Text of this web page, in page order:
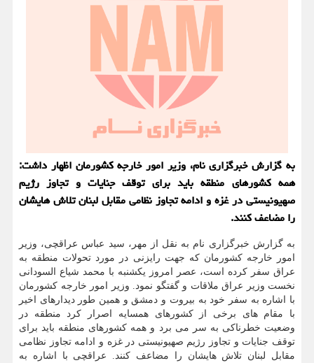
به گزارش خبرگزاری نام، وزیر امور خارجه کشورمان اظهار داشت:
همه کشورهای منطقه باید برای توقف جنایات و تجاوز رژیم
صهیونیستی در غزه و ادامه تجاوز نظامی مقابل لبنان تلاش هایشان
را مضاعف کنند.
به گزارش خبرگزاری نام به نقل از مهر، سید عباس عراقچی، وزیر
امور خارجه کشورمان که جهت رایزنی در مورد تحولات منطقه به
عراق سفر کرده است، عصر امروز یکشنبه با محمد شیاع السودانی
نخست وزیر عراق ملاقات و گفتگو نمود. وزیر امور خارجه کشورمان
با اشاره به سفر خود به بیروت و دمشق و همین طور دیدارهای اخیر
با مقام های برخی از کشورهای همسایه اصرار کرد منطقه در
وضعیت خطرناکی به سر می برد و همه کشورهای منطقه باید برای
توقف جنایات و تجاوز رژیم صهیونیستی در غزه و ادامه تجاوز نظامی
مقابل لبنان تلاش هایشان را مضاعف کنند. عراقچی با اشاره به